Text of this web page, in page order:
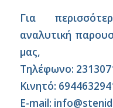
Για
αναλυτική
μας,
Τηλέφωνο:
Κινητό:
E-mail: